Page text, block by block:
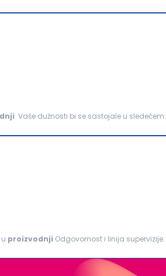
Vaše dužnosti bi se sastojale u sledećem: Rad u proizvodnom pogonu na izradi sanitarnih
proizvodnji